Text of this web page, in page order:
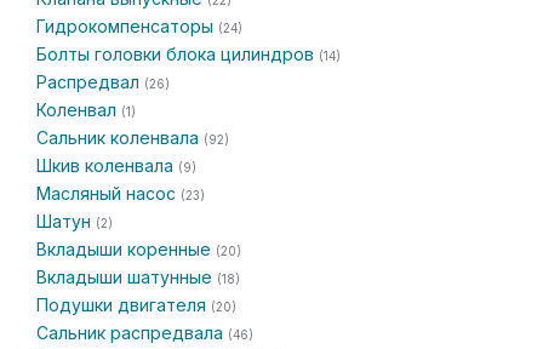
Гидрокомпенсаторы (24)
Болты головки блока цилиндров (14)
Распредвал (26)
Коленвал (1)
Сальник коленвала (92)
Шкив коленвала (9)
Масляный насос (23)
Шатун (2)
Вкладыши коренные (20)
Вкладыши шатунные (18)
Подушки двигателя (20)
Сальник распредвала (46)